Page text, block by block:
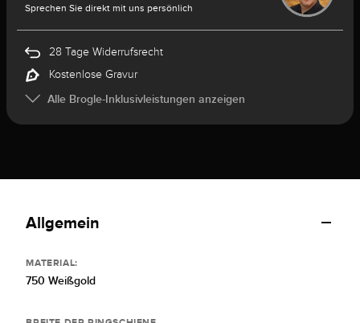
Sprechen Sie direkt mit uns persönlich
28 Tage Widerrufsrecht
Kostenlose Gravur
Alle Brogle-Inklusivleistungen anzeigen
Allgemein
MATERIAL:
750 Weißgold